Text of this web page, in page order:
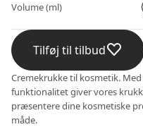
Volume (ml)
Tilføj til tilbud
Cremekrukke til kosmetik.
funktionalitet giver vores
præsentere dine kosmetiske
måde.